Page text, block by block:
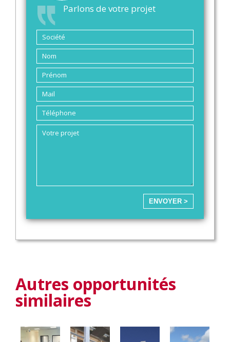
Parlons de votre projet
ENVOYER >
Autres opportunités
similaires